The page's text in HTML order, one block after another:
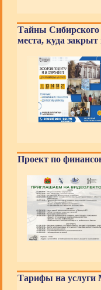
Тайны Сибирского
места, куда закрыт
Проект по
Тарифы на